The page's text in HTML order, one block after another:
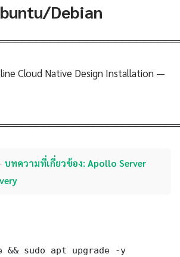
Debian
Cloud Native Design Installation —
บทความที่เกี่ยวข้อง: Apollo Server
&& sudo apt upgrade -y